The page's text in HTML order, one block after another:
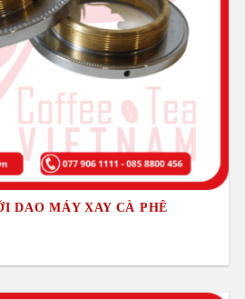
DAO MÁY XAY CÀ PHÊ